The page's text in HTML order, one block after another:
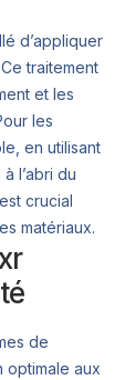
d’appliquer
traitement
et les
les
en utilisant
l’abri du
crucial
matériaux.
de
optimale aux